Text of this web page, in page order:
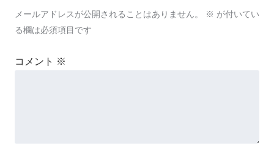
メールアドレスが公開されることはありません。 ※ が付いてい
る欄は必須項目です
コメント ※